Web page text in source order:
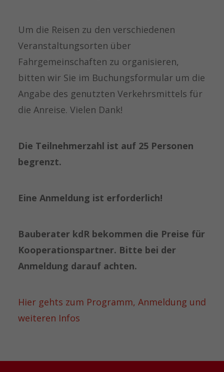
Um die Reisen zu den verschiedenen
Veranstaltungsorten über
Fahrgemeinschaften zu organisieren,
bitten wir Sie im Buchungsformular um die
Angabe des genutzten Verkehrsmittels für
die Anreise. Vielen Dank!
Die Teilnehmerzahl ist auf 25 Personen
begrenzt.
Eine Anmeldung ist erforderlich!
Bauberater kdR bekommen die Preise für
Kooperationspartner. Bitte bei der
Anmeldung darauf achten.
Hier gehts zum Programm, Anmeldung und
weiteren Infos